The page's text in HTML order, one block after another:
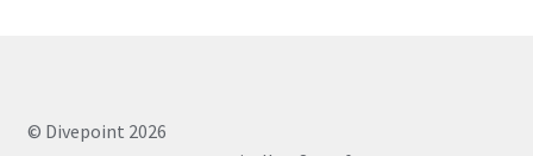
© Divepoint 2026